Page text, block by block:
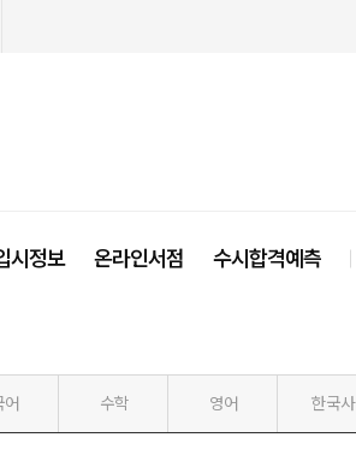
시정보 온라인서점 수시합격예측
어 수학 영어 한국사